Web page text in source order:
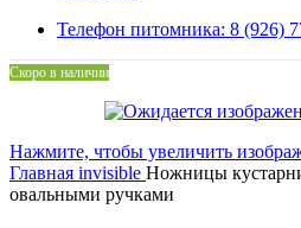
Телефон питомника: 8 (926)
Скоро в наличии
Нажмите, чтобы увеличить
Главная invisible Ножницы
овальными ручками